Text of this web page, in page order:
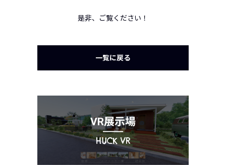
是非、ご覧ください！
一覧に戻る
VR展示場
HUCK VR